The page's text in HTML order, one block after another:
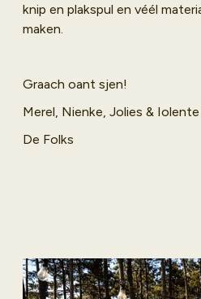
knip en plakspul en véél
maken.
Graach oant sjen!
Merel, Nienke, Jolies & Iolente
De Folks